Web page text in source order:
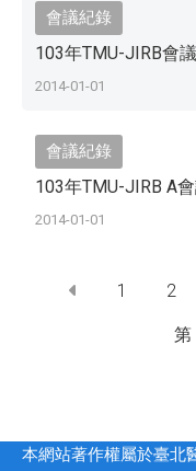
會議紀錄
103年TMU-JIRB會
2014-01-01
會議紀錄
103年TMU-JIRB A
2014-01-01
1 2
第
本網站著作權屬於臺北